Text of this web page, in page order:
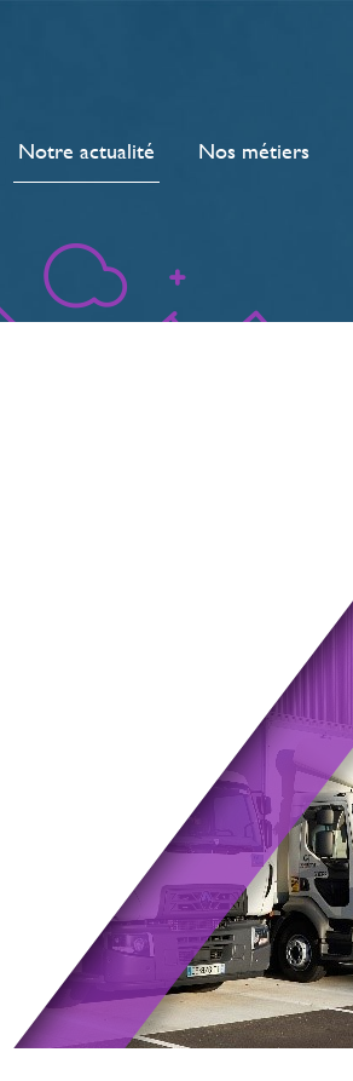
Notre actualité Nos métiers